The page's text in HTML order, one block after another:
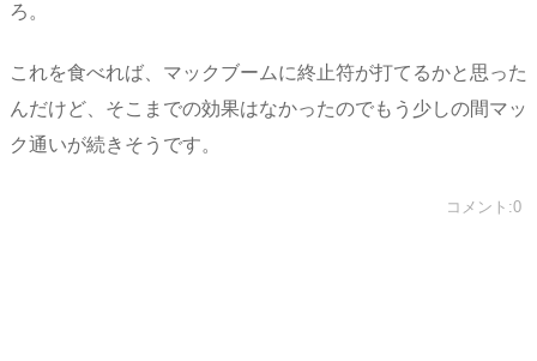
ろ。
これを食べれば、マックブームに終止符が打てるかと思った
んだけど、そこまでの効果はなかったのでもう少しの間マッ
ク通いが続きそうです。
コメント:0